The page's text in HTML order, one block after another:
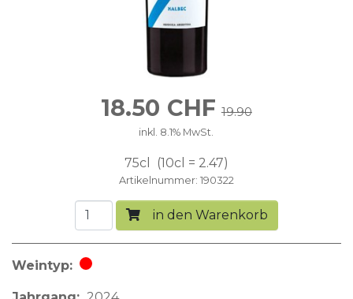
18.50 CHF 19.90
inkl. 8.1% MwSt.
75cl 10cl = 2.47
Artikelnummer 190322
in den Warenkorb
Weintyp Rotwein